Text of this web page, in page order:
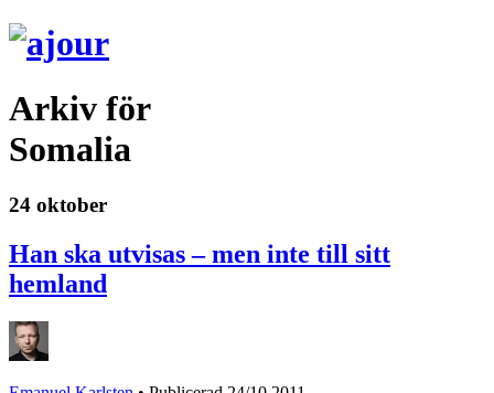
Arkiv för
Somalia
24 oktober
Han ska utvisas – men inte till sitt
hemland